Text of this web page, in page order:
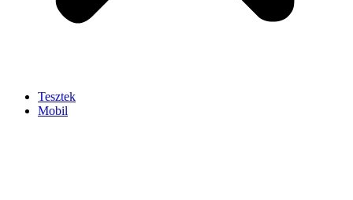
Tesztek
Mobil